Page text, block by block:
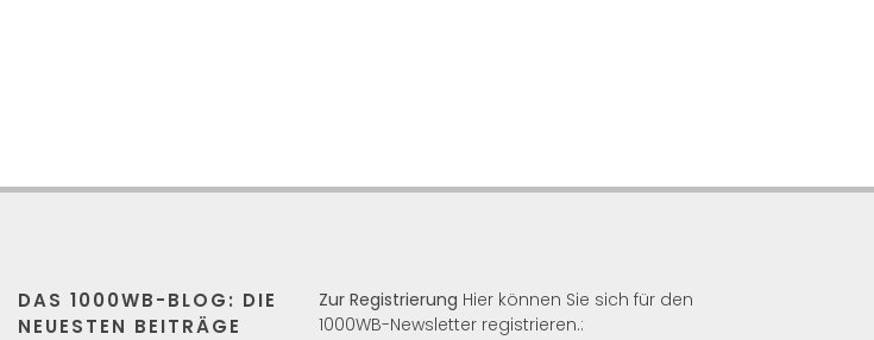
DAS 1000WB-BLOG: DIE
NEUESTEN BEITRÄGE
Zur Registrierung Hier können Sie sich für den
1000WB-Newsletter registrieren.: